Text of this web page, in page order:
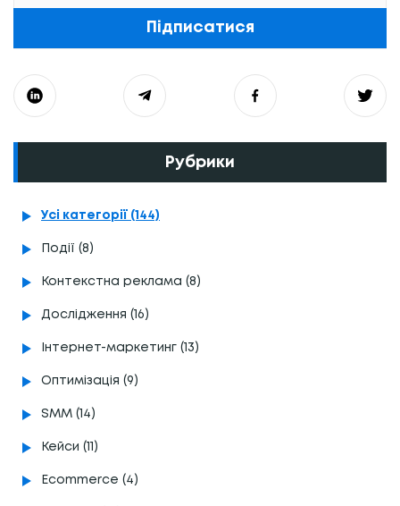
Підписатися
Рубрики
Усі категорії (144)
Події (8)
Контекстна реклама (8)
Дослідження (16)
Інтернет-маркетинг (13)
Оптимізація (9)
SMM (14)
Кейси (11)
Ecommerce (4)